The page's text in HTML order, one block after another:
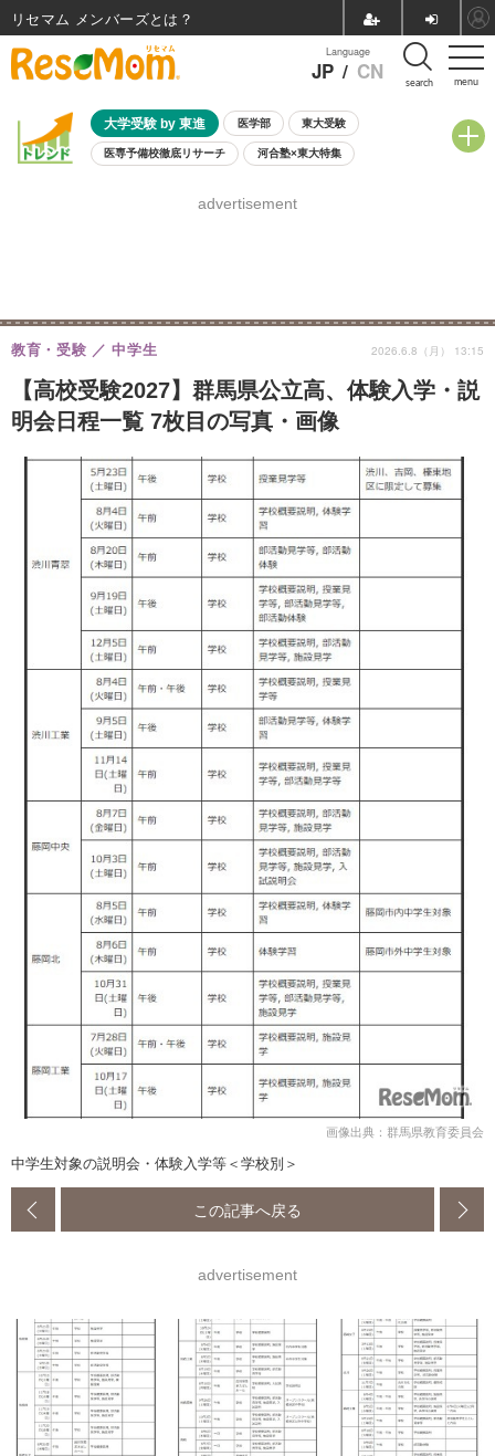
menu
Language
JP / CN search
大学受験 by 東進 医学部 東大受験
医専予備校徹底リサーチ 河合塾×東大特集
8月開催学校説明会・相談会
advertisement
【高校受験2027】群馬県公立高、体験入学・説
明会日程一覧 7枚目の写真・画像
教育・受験 中学生 2026.6.8（月） 13:15
画像出典：群馬県教育委員会
中学生対象の説明会・体験入学等＜学校別＞
この記事へ戻る
advertisement
リセマム メンバーズ